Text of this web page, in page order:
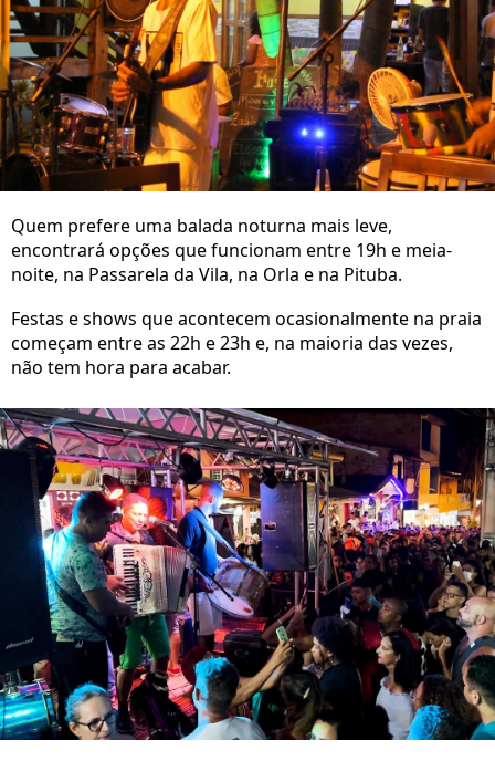
Quem prefere uma balada noturna mais leve,
encontrará opções que funcionam entre 19h e meia-
noite, na Passarela da Vila, na Orla e na Pituba.
Festas e shows que acontecem ocasionalmente na praia
começam entre as 22h e 23h e, na maioria das vezes,
não tem hora para acabar.